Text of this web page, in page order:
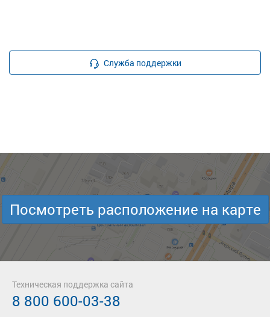
Служба поддержки
Посмотреть расположение на карте
Техническая поддержка сайта
8 800 600-03-38